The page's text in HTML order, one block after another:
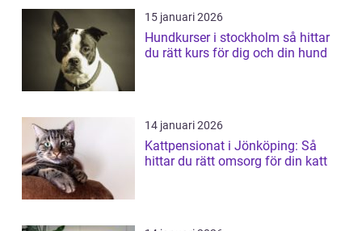
15 januari 2026
Hundkurser i stockholm så hittar
du rätt kurs för dig och din hund
14 januari 2026
Kattpensionat i Jönköping: Så
hittar du rätt omsorg för din katt